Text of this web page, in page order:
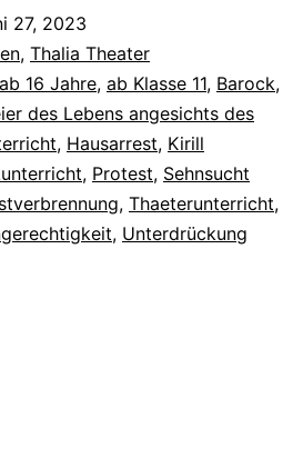
27, 2023
, Thalia Theater
ab 16 Jahre, ab Klasse 11, Barock,
des Lebens angesichts des
, Hausarrest, Kirill
, Protest, Sehnsucht
, Thaeterunterricht,
, Unterdrückung